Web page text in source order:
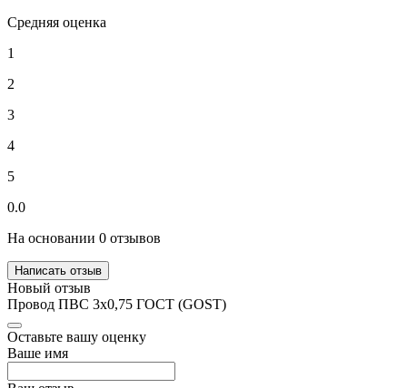
Средняя оценка
1
2
3
4
5
0.0
На основании 0 отзывов
Написать отзыв
Новый отзыв
Провод ПВС 3х0,75 ГОСТ (GOST)
Оставьте вашу оценку
Ваше имя